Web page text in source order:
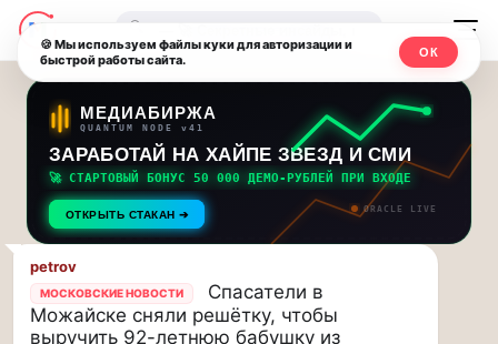
Последние
новости
обновления
потока:
Друзья,
приглашаем
на
музыкальную
прогулку
по
Москвичи.net
—
Главный
столичный
чат-
мессенджер,
новости
и
🔍
МЕДИАБИРЖА
QUANTUM NODE v41
ЗАРАБОТАЙ НА ХАЙПЕ ЗВЕЗД И СМИ
🚀 СТАРТОВЫЙ БОНУС 50 000 ДЕМО-РУБЛЕЙ ПРИ ВХОДЕ
ОТКРЫТЬ СТАКАН ➔ ORACLE LIVE
petrov
МОСКОВСКИЕ НОВОСТИ
Спасатели в
Можайске сняли решётку, чтобы
выручить 92-летнюю бабушку из
🍪 Мы используем файлы куки для авторизации и
быстрой работы сайта.
ОК